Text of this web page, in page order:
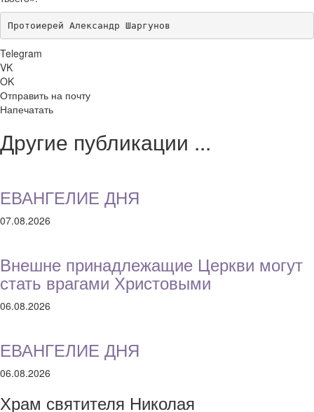
Протоиерей Александр Шаргунов
Telegram
VK
OK
Отправить на почту
Напечатать
Другие публикации ...
ЕВАНГЕЛИЕ ДНЯ
07.08.2026
Внешне принадлежащие Церкви могут
стать врагами Христовыми
06.08.2026
ЕВАНГЕЛИЕ ДНЯ
06.08.2026
Храм святителя Николая